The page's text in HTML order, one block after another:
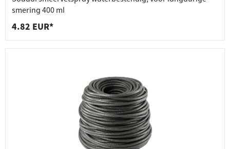
smering 400 ml
4.82 EUR*